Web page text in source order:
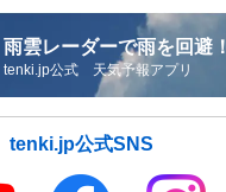
雨雲レーダーで雨を回避！
tenki.jp公式 天気予報アプリ
tenki.jp公式SNS